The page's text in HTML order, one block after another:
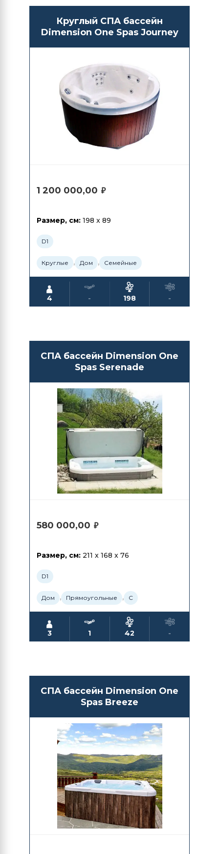
Круглый СПА бассейн
Dimension One Spas Journey
1 200 000,00 ₽
Размер, см: 198 x 89
D1
Круглые , Дом , Семейные
4 - 198 -
СПА бассейн Dimension One
Spas Serenade
580 000,00 ₽
Размер, см: 211 x 168 x 76
D1
Дом , Прямоугольные , С
3 1 42 -
СПА бассейн Dimension One
Spas Breeze